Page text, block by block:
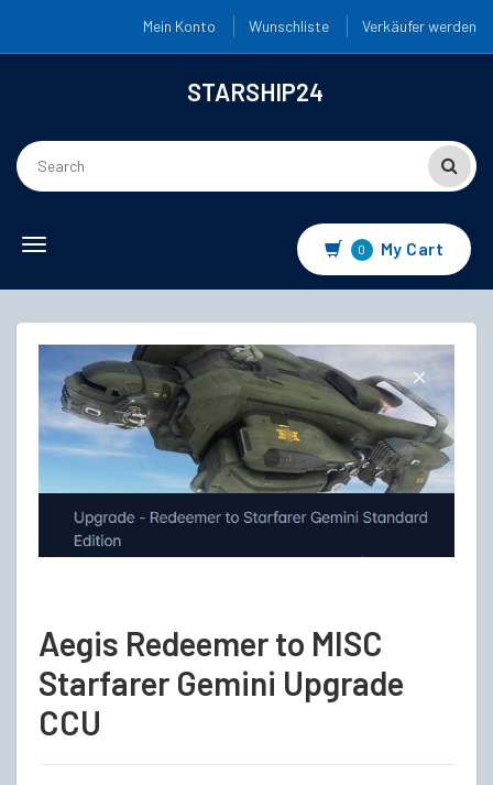
Mein Konto Wunschliste Verkäufer werden
STARSHIP24
Toggle
0 My Cart
Aegis Redeemer to MISC
Starfarer Gemini Upgrade
CCU